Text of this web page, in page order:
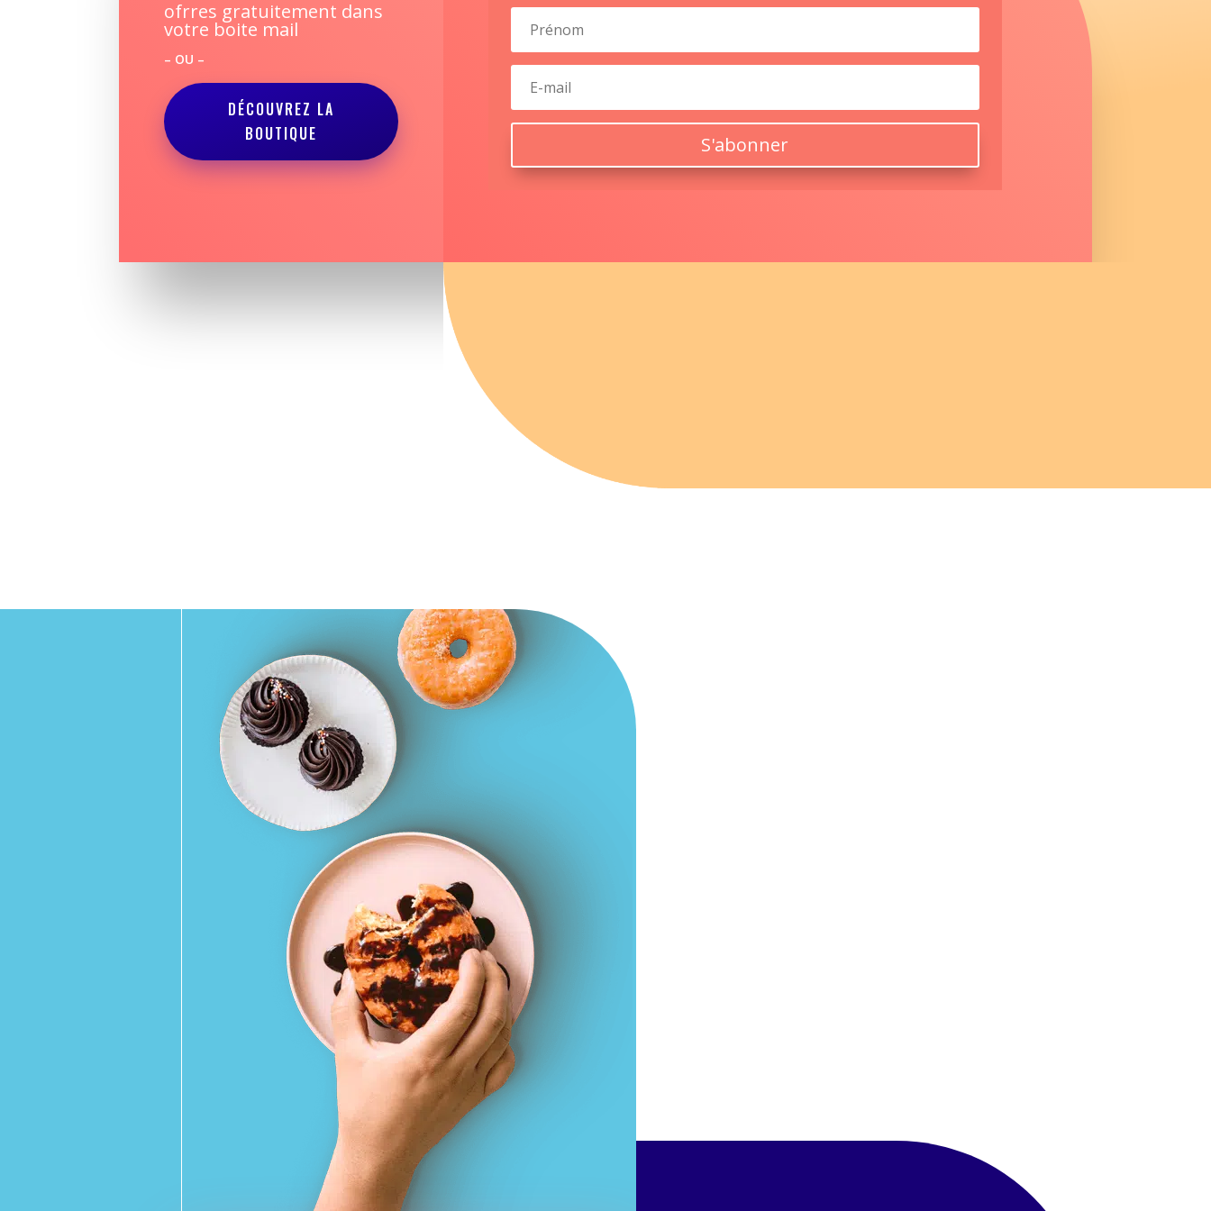
ofrres gratuitement dans
votre boite mail
– OU –
DÉCOUVREZ LA
BOUTIQUE
S'abonner